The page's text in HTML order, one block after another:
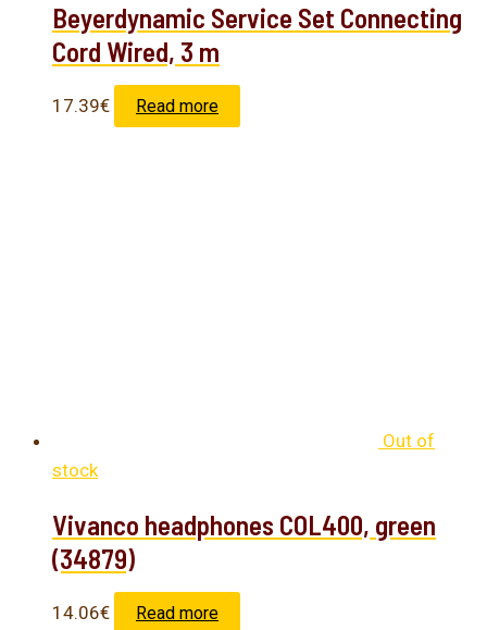
Beyerdynamic Service Set Connecting
Cord Wired, 3 m
17.39€ Read more
Out of
stock
Vivanco headphones COL400, green
(34879)
14.06€ Read more